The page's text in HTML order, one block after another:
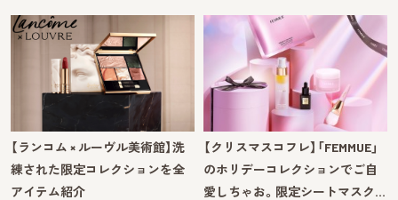
【ランコム × ルーヴル美術館】洗
練された限定コレクションを全
アイテム紹介
【クリスマスコフレ】「FEMMUE」
のホリデーコレクションでご自
愛しちゃお。限定シートマスク…